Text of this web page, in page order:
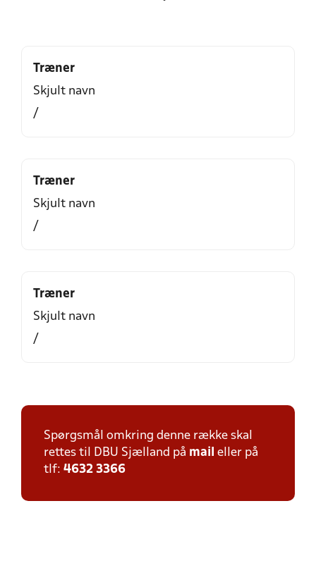
Træner
Skjult navn
/
Træner
Skjult navn
/
Træner
Skjult navn
/
Spørgsmål omkring denne række skal
rettes til DBU Sjælland på mail eller på
tlf: 4632 3366